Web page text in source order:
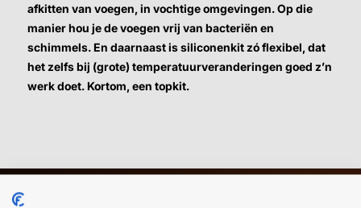
afkitten van voegen, in vochtige omgevingen. Op die
manier hou je de voegen vrij van bacteriën en
schimmels. En daarnaast is siliconenkit zó flexibel, dat
het zelfs bij (grote) temperatuurveranderingen goed z’n
werk doet. Kortom, een topkit.